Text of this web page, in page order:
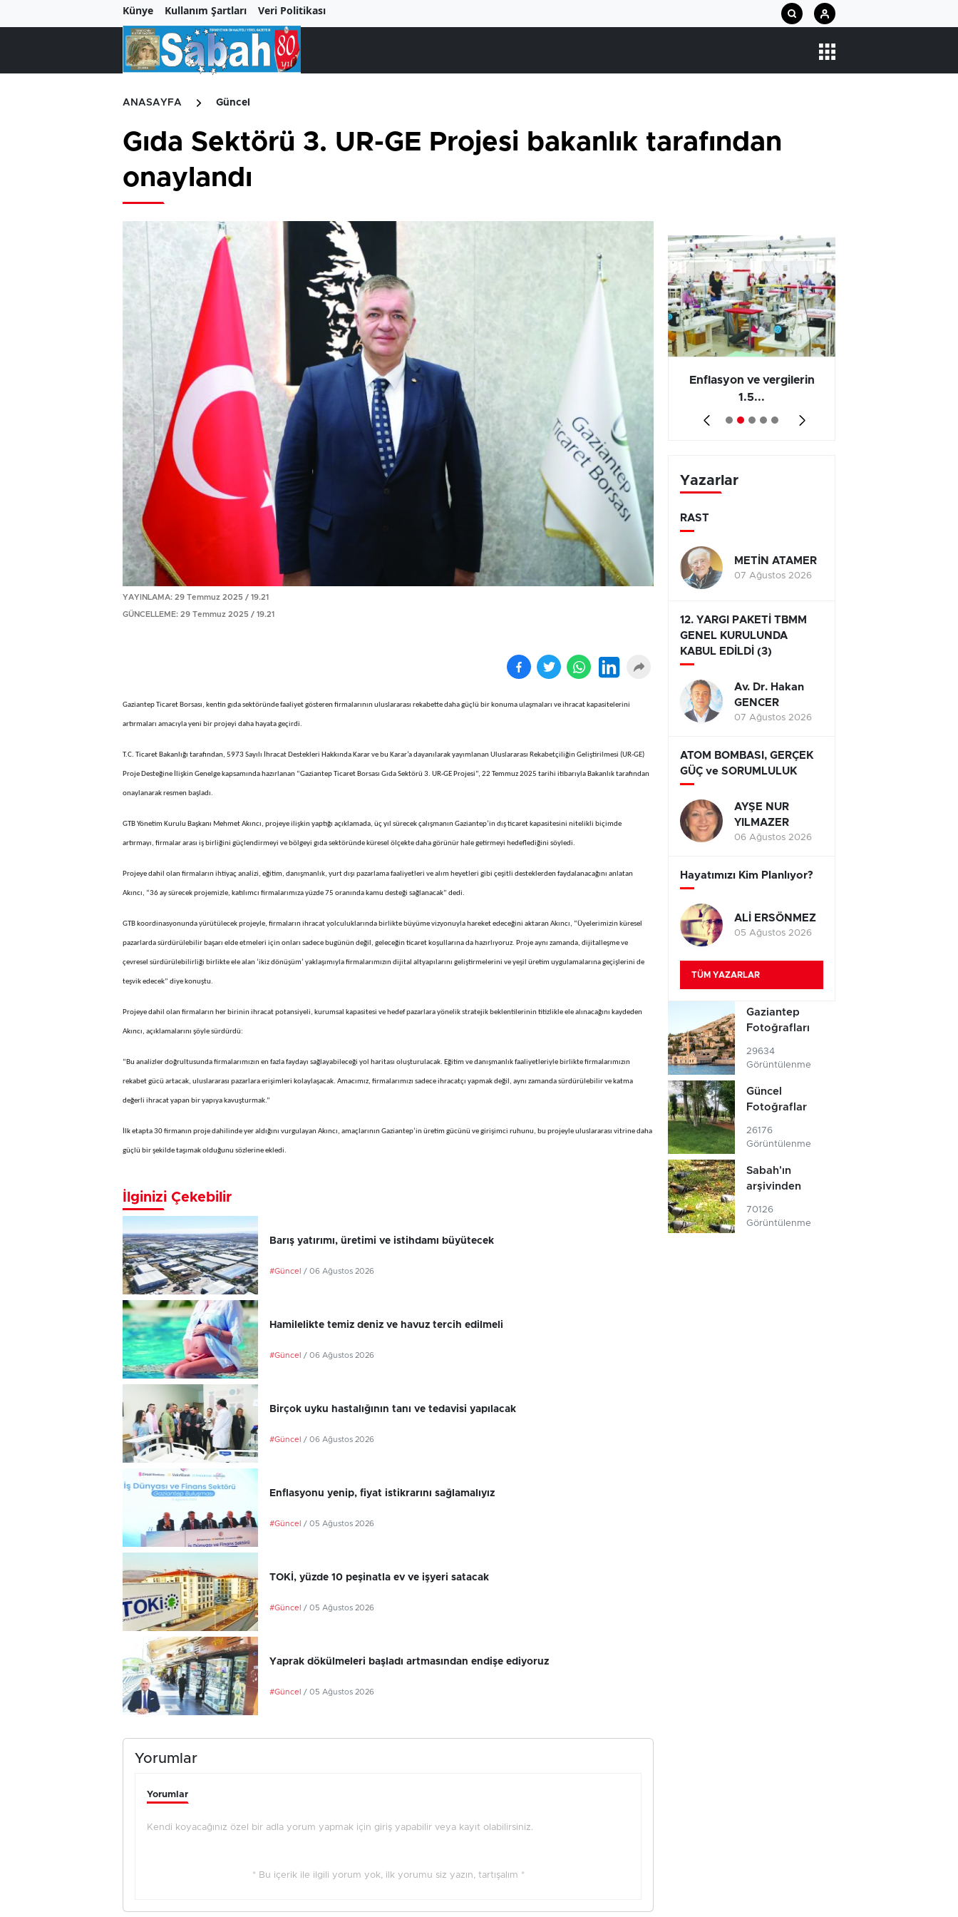
Künye Kullanım Şartları Veri Politikası
ANASAYFA Güncel
Gıda Sektörü 3. UR-GE Projesi bakanlık tarafından
onaylandı
YAYINLAMA: 29 Temmuz 2025 / 19.21
GÜNCELLEME: 29 Temmuz 2025 / 19.21
Gaziantep Ticaret Borsası, kentin gıda sektöründe faaliyet gösteren firmalarının uluslararası rekabette daha güçlü bir konuma ulaşmaları ve ihracat kapasitelerini
artırmaları amacıyla yeni bir projeyi daha hayata geçirdi.
T.C. Ticaret Bakanlığı tarafından, 5973 Sayılı İhracat Destekleri Hakkında Karar ve bu Karar’a dayanılarak yayımlanan Uluslararası Rekabetçiliğin Geliştirilmesi (UR-GE)
Proje Desteğine İlişkin Genelge kapsamında hazırlanan “Gaziantep Ticaret Borsası Gıda Sektörü 3. UR-GE Projesi”, 22 Temmuz 2025 tarihi itibarıyla Bakanlık tarafından
onaylanarak resmen başladı.
GTB Yönetim Kurulu Başkanı Mehmet Akıncı, projeye ilişkin yaptığı açıklamada, üç yıl sürecek çalışmanın Gaziantep’in dış ticaret kapasitesini nitelikli biçimde
artırmayı, firmalar arası iş birliğini güçlendirmeyi ve bölgeyi gıda sektöründe küresel ölçekte daha görünür hale getirmeyi hedeflediğini söyledi.
Projeye dahil olan firmaların ihtiyaç analizi, eğitim, danışmanlık, yurt dışı pazarlama faaliyetleri ve alım heyetleri gibi çeşitli desteklerden faydalanacağını anlatan
Akıncı, “36 ay sürecek projemizle, katılımcı firmalarımıza yüzde 75 oranında kamu desteği sağlanacak” dedi.
GTB koordinasyonunda yürütülecek projeyle, firmaların ihracat yolculuklarında birlikte büyüme vizyonuyla hareket edeceğini aktaran Akıncı, “Üyelerimizin küresel
pazarlarda sürdürülebilir başarı elde etmeleri için onları sadece bugünün değil, geleceğin ticaret koşullarına da hazırlıyoruz. Proje aynı zamanda, dijitalleşme ve
çevresel sürdürülebilirliği birlikte ele alan ‘ikiz dönüşüm’ yaklaşımıyla firmalarımızın dijital altyapılarını geliştirmelerini ve yeşil üretim uygulamalarına geçişlerini de
teşvik edecek” diye konuştu.
Projeye dahil olan firmaların her birinin ihracat potansiyeli, kurumsal kapasitesi ve hedef pazarlara yönelik stratejik beklentilerinin titizlikle ele alınacağını kaydeden
Akıncı, açıklamalarını şöyle sürdürdü:
“Bu analizler doğrultusunda firmalarımızın en fazla faydayı sağlayabileceği yol haritası oluşturulacak. Eğitim ve danışmanlık faaliyetleriyle birlikte firmalarımızın
rekabet gücü artacak, uluslararası pazarlara erişimleri kolaylaşacak. Amacımız, firmalarımızı sadece ihracatçı yapmak değil, aynı zamanda sürdürülebilir ve katma
değerli ihracat yapan bir yapıya kavuşturmak.”
İlk etapta 30 firmanın proje dahilinde yer aldığını vurgulayan Akıncı, amaçlarının Gaziantep’in üretim gücünü ve girişimci ruhunu, bu projeyle uluslararası vitrine daha
güçlü bir şekilde taşımak olduğunu sözlerine ekledi.
İlginizi Çekebilir
Barış yatırımı, üretimi ve istihdamı büyütecek
#Güncel / 06 Ağustos 2026
Hamilelikte temiz deniz ve havuz tercih edilmeli
#Güncel / 06 Ağustos 2026
Birçok uyku hastalığının tanı ve tedavisi yapılacak
#Güncel / 06 Ağustos 2026
Enflasyonu yenip, fiyat istikrarını sağlamalıyız
#Güncel / 05 Ağustos 2026
TOKİ, yüzde 10 peşinatla ev ve işyeri satacak
#Güncel / 05 Ağustos 2026
Yaprak dökülmeleri başladı artmasından endişe ediyoruz
#Güncel / 05 Ağustos 2026
Yorumlar
Yorumlar
Kendi koyacağınız özel bir adla yorum yapmak için giriş yapabilir veya kayıt olabilirsiniz.
* Bu içerik ile ilgili yorum yok, ilk yorumu siz yazın, tartışalım *
Birçok uyku hastalığının
tan...
En ucuz sigara 120 TL, en
Enflasyon ve vergilerin
1.5...
Yazarlar
RAST
METİN ATAMER
07 Ağustos 2026
12. YARGI PAKETİ TBMM
GENEL KURULUNDA
KABUL EDİLDİ (3)
Av. Dr. Hakan
GENCER
07 Ağustos 2026
ATOM BOMBASI, GERÇEK
GÜÇ ve SORUMLULUK
AYŞE NUR
YILMAZER
06 Ağustos 2026
Hayatımızı Kim Planlıyor?
ALİ ERSÖNMEZ
05 Ağustos 2026
TÜM YAZARLAR
Gaziantep
Fotoğrafları
29634
Görüntülenme
Güncel
Fotoğraflar
26176
Görüntülenme
Sabah'ın
arşivinden
70126
Görüntülenme